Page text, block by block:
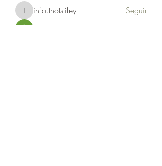
info.thotslifey
info.thotslifey Seguir